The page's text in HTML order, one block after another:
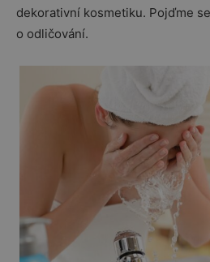
dekorativní kosmetiku. Pojďme
o odličování.